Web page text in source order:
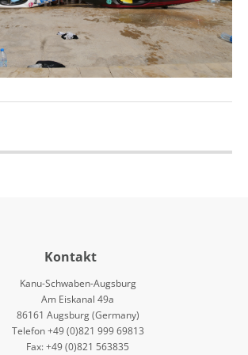
Kontakt
Kanu-Schwaben-Augsburg
Am Eiskanal 49a
86161 Augsburg (Germany)
Telefon +49 (0)821 999 69813
Fax: +49 (0)821 563835